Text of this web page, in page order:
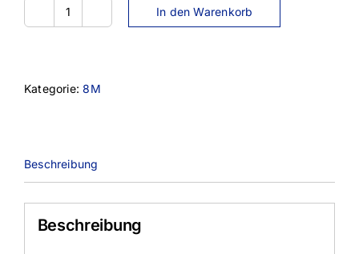
2504-
In den Warenkorb
Kategorie:8M
Beschreibung
Beschreibung